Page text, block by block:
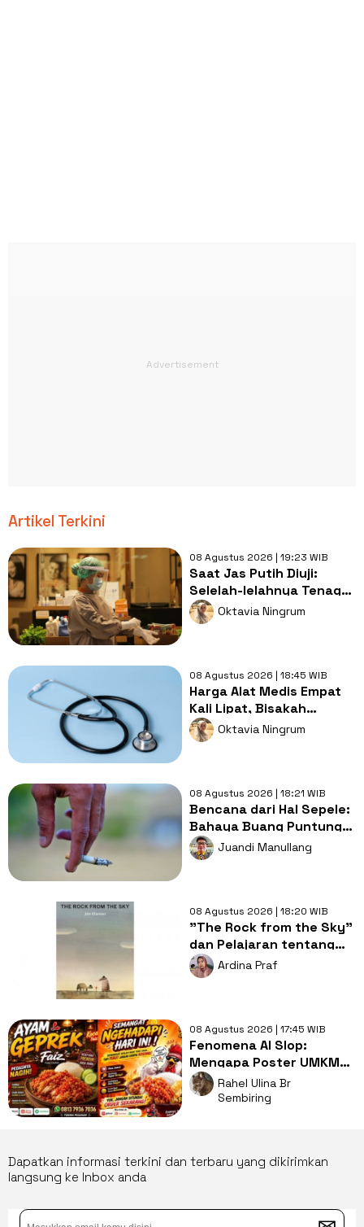
Artikel Terkini
08 Agustus 2026 | 19:23 WIB
Saat Jas Putih Diuji:
Selelah-lelahnya Tenaga
Kesehatan, Tetap Lebih
Melelahkan Jadi Pasien
Oktavia Ningrum
08 Agustus 2026 | 18:45 WIB
Harga Alat Medis Empat
Kali Lipat, Bisakah
Layanan Kesehatan
Tetap Murah?
Oktavia Ningrum
08 Agustus 2026 | 18:21 WIB
Bencana dari Hal Sepele:
Bahaya Buang Puntung
Rokok Sembarangan di
Musim Kemarau
Juandi Manullang
08 Agustus 2026 | 18:20 WIB
"The Rock from the Sky"
dan Pelajaran tentang
Berani Menghadapi
Perubahan
Ardina Praf
08 Agustus 2026 | 17:45 WIB
Fenomena AI Slop:
Mengapa Poster UMKM
Makin Seragam dan Bikin
Kita Bosan?
Rahel Ulina Br
Sembiring
Dapatkan informasi terkini dan terbaru yang dikirimkan
langsung ke Inbox anda